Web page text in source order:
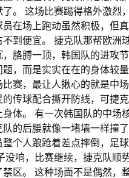
了。 这场比赛踢得格外激烈
员在场上跑动虽然积极，但
不到便宜。 捷克队那帮欧洲
胳膊一顶，韩国队的进攻节
，而是实实在在的身体较量
比赛，最让人揪心的就是中
的传球配合撕开防线，可捷
体。 有一次韩国队的中场
队的后腰就像一堵墙一样撞
整个人踉跄着差点摔倒，足
没响，比赛继续，捷克队顺
禁区。 这种场面不是偶然，